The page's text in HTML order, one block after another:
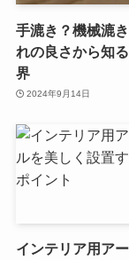
手漉き？機械漉
れの良さから知
界
2024年9月14日
インテリア用ア